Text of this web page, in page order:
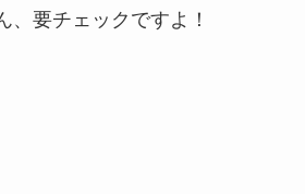
、要チェックですよ！